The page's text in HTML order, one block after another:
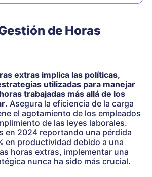
de Horas
extras implica las políticas,
utilizadas para manejar
trabajadas más allá de los
. Asegura la eficiencia de la carga
el agotamiento de los empleados
de las leyes laborales.
en 2024 reportando una pérdida
en productividad debido a una
horas extras, implementar una
nunca ha sido más crucial.